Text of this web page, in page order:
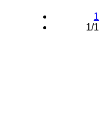
1
1/1